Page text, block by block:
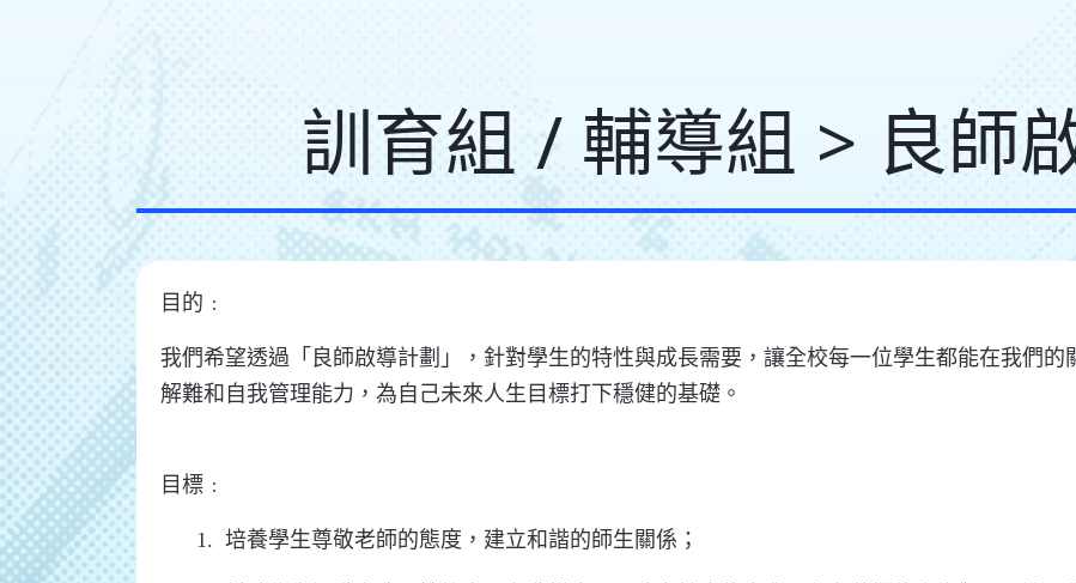
訓育組 / 輔導組 > 良師
目的﹕
我們希望透過「良師啟導計劃」，針對學生的特性與成長需要，讓全校每一位學生都能在我們的
解難和自我管理能力，為自己未來人生目標打下穩健的基礎。
目標﹕
1. 培養學生尊敬老師的態度，建立和諧的師生關係；